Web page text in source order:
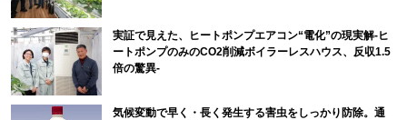
実証で見えた、ヒートポンプエアコン“電化”の現実解-ヒ
ートポンプのみのCO2削減ボイラーレスハウス、反収1.5
倍の驚異-
気候変動で早く・長く発生する害虫をしっかり防除。通